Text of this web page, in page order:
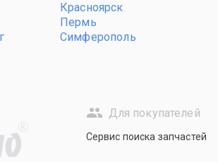
Красноярск
Пермь
Симферополь
R
Для покупателей
Сервис поиска запчастей